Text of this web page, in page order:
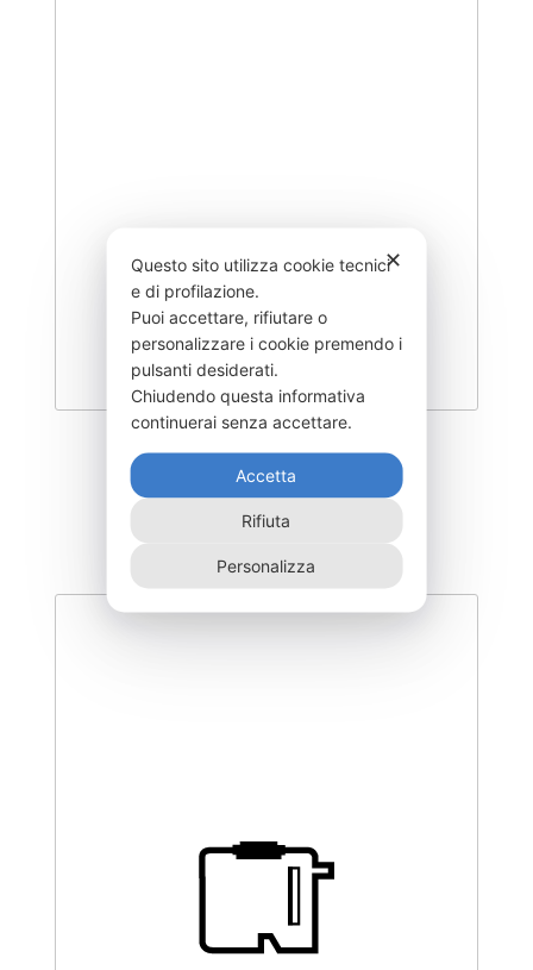
DEGK-250–T3
445,00€
✕
Questo sito utilizza cookie tecnici
e di profilazione.
Puoi accettare, rifiutare o
personalizzare i cookie premendo i
pulsanti desiderati.
Chiudendo questa informativa
continuerai senza accettare.
Accetta
Rifiuta
Personalizza